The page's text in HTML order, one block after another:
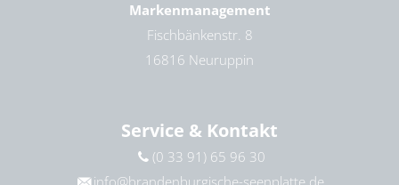
Markenmanagement
Fischbänkenstr. 8
16816 Neuruppin
Service & Kontakt
(0 33 91) 65 96 30
info@brandenburgische-seenplatte.de